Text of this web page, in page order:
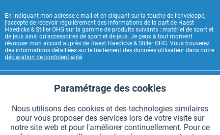
En indiquant mon adresse e-mail et en cliquant sur la touche de l’enveloppe,
j’accepte de recevoir régulièrement des informations de la part de Haest
Haedicke & Stiller OHG sur la gamme de produits suivants : matériel de sport et
de jeux ainsi qu’accessoires de sport et de jeux. Je peux à tout moment
révoquer mon accord auprès de Haest Haedicke & Stiller OHG. Vous trouverez
des informations détaillées sur le traitement des données utilisateur dans notre
déclaration de confidentialité.
INFORMATIONS GÉNÉRALES
Fonctionnels Aktiv
Suivi Aktiv
Paramétrage des cookies
Nous utilisons des cookies et des technologies similaires
pour vous proposer des services lors de votre visite sur
notre site web et pour l'améliorer continuellement. Pour ce